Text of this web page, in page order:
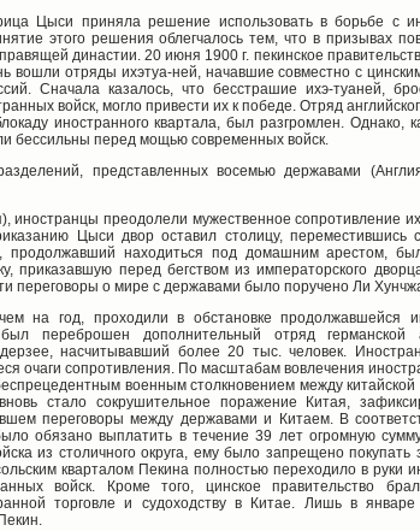
Цыси приняла реше­ние использовать в борьбе с
этого решения облегчалось тем, что в при­зывах
династии. 20 июня 1900 г. пекинское
вошли отряды ихэтуа-ней, начавшие совместно с
Сначала казалось, что бесстрашие ихэ-туаней,
войск, могло привести их к победе. Отряд
иностран­ного квартала, был разгромлен. Однако,
бессильны перед мощью совре­менных войск.
представлен­ных восемью державами
иностранцы преодо­лели мужественное сопротивление
Цыси двор оставил столицу, пе­реместившись
находиться под домашним арестом,
приказавшую перед бегством из императорского
переговоры о мире с державами было поручено Ли
на год, проходили в обстановке продолжавшейся
переброшен дополнительный отряд германской
насчиты­вавший более 20 тыс. человек.
очаги сопротивления. По масштабам во­влечения
военным столкновением между
стало сокру­шительное поражение Китая,
переговоры между державами и Китаем. В
обязано выплатить в течение 39 лет огромную
из столичного округа, ему было запрещено покупать
кварталом Пекина полностью переходило в руки
войск. Кроме того, цинское правительство
торговле и судоходству в Китае. Лишь в